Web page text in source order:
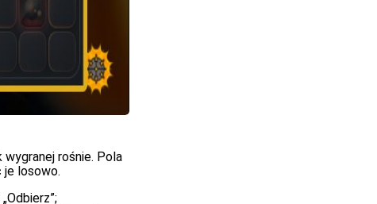
rośnie. Pola
je losowo.